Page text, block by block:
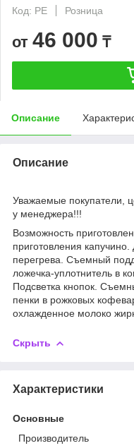
Код: PE
Розница
от 46 000 ₸
Описание
Описание
Уважаемые покупатели,
у менеджера!!!
Возможность
приготовления
перегрева. Съемный
ложечка-уплотнитель в
Подсветка кнопок.
пенки в рожковых
охлажденное молоко
Скрыть
Характеристики
Основные
Производитель